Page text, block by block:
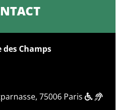
des Champs
75006 Paris